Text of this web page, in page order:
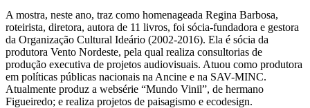
A mostra, neste ano, traz como homenageada Regina Barbosa,
roteirista, diretora, autora de 11 livros, foi sócia-fundadora e gestora
da Organização Cultural Ideário (2002-2016). Ela é sócia da
produtora Vento Nordeste, pela qual realiza consultorias de
produção executiva de projetos audiovisuais. Atuou como produtora
em políticas públicas nacionais na Ancine e na SAV-MINC.
Atualmente produz a websérie “Mundo Vinil”, de hermano
Figueiredo; e realiza projetos de paisagismo e ecodesign.